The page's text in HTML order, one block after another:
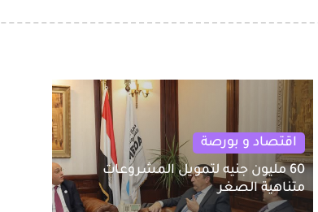
اقتصاد و بورصة
60 مليون جنيه لتمويل المشروعات
متناهية الصغر